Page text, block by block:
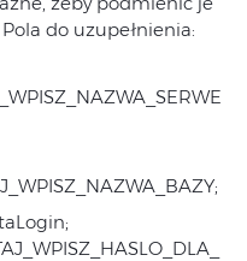
do uzupełnienia: